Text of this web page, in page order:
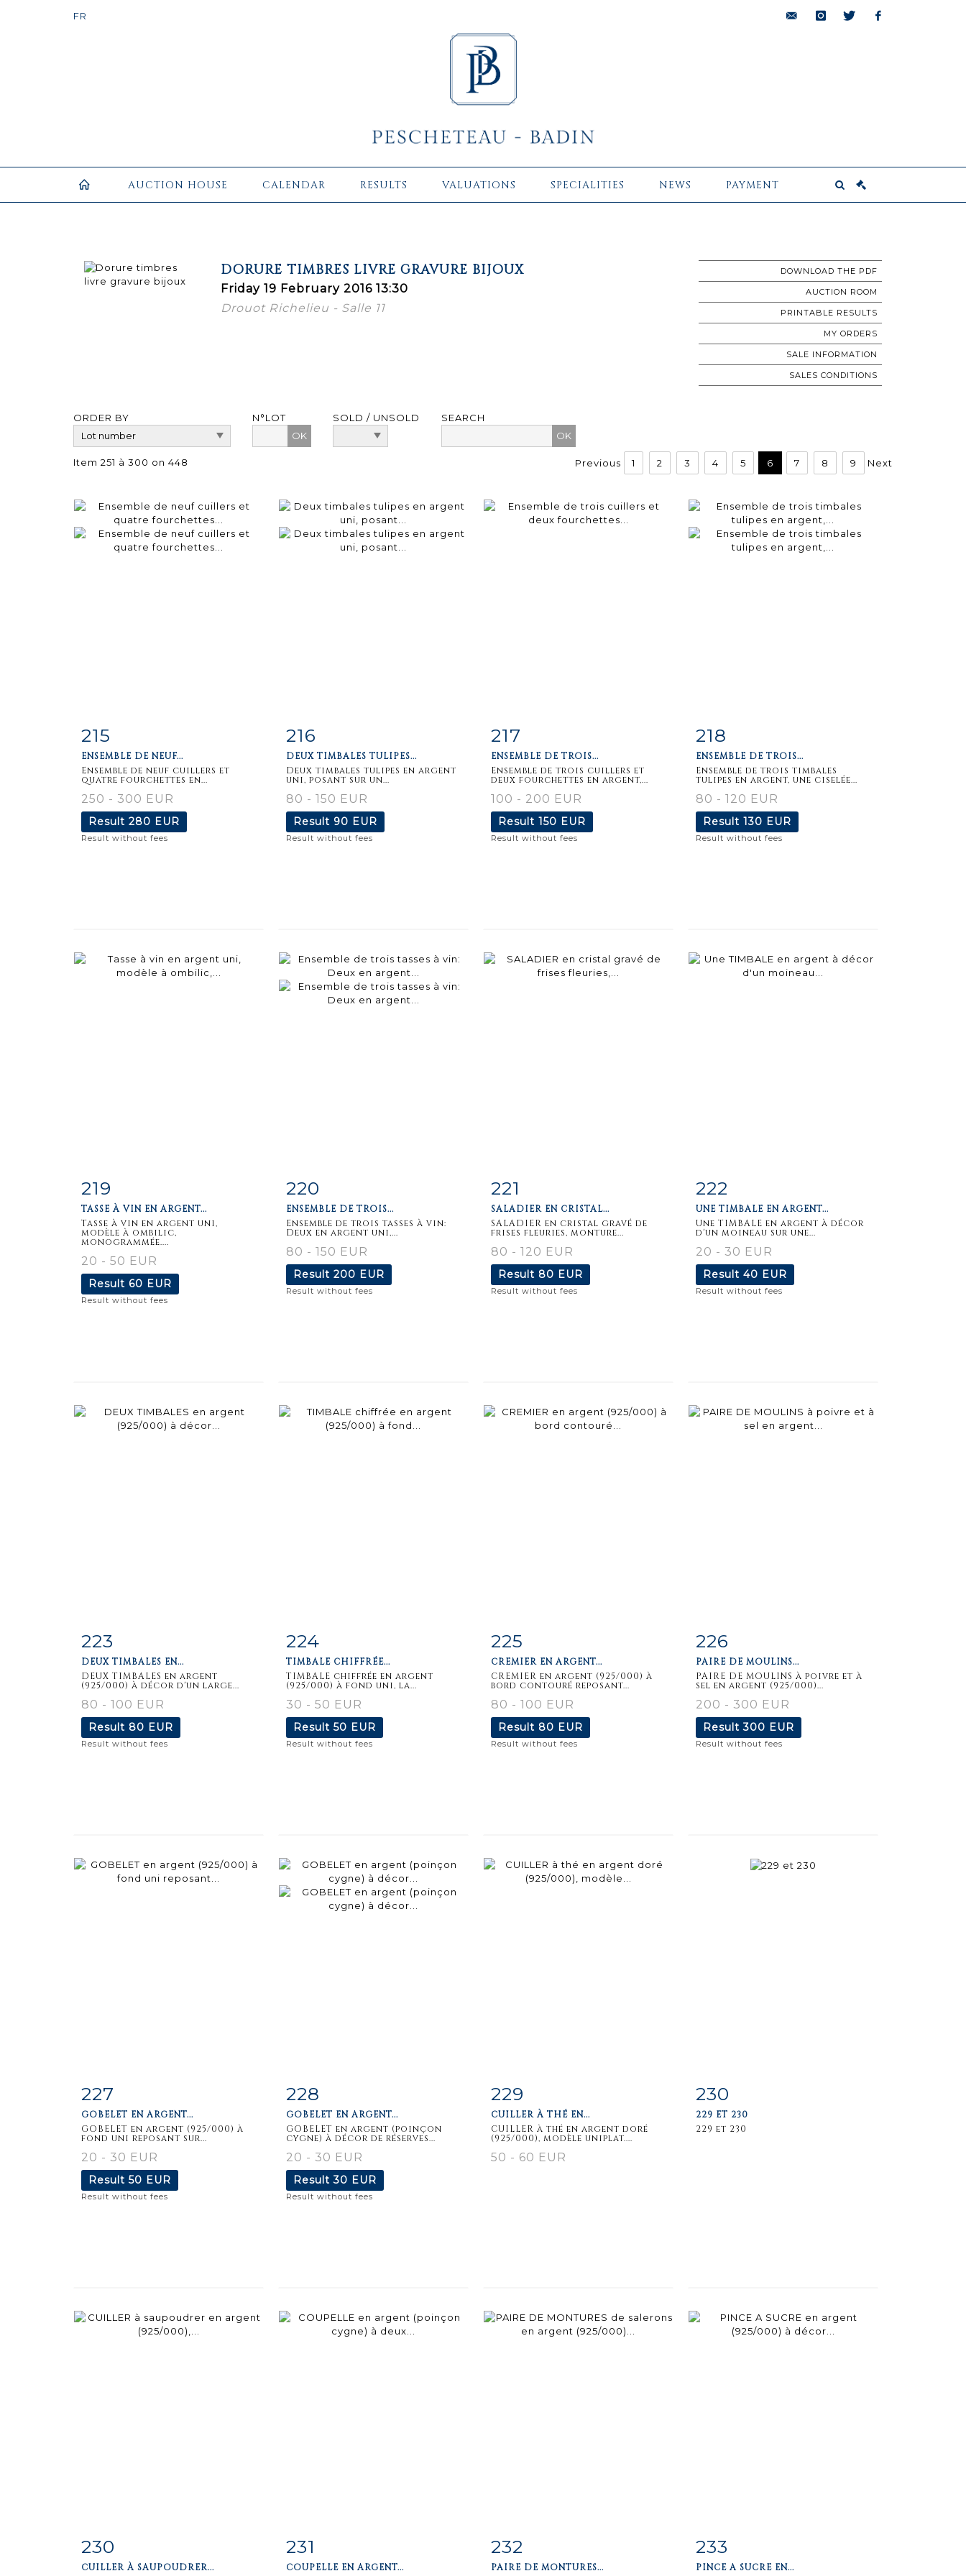
AUCTION HOUSE CALENDAR RESULTS VALUATIONS SPECIALITIES NEWS PAYMENT
DORURE TIMBRES LIVRE GRAVURE BIJOUX
Friday 19 February 2016 13:30
Drouot Richelieu - Salle 11
DOWNLOAD THE PDF
AUCTION ROOM
PRINTABLE RESULTS
MY ORDERS
SALE INFORMATION
SALES CONDITIONS
ORDER BY
N°LOT
OK
SOLD / UNSOLD SEARCH
Item 251 à 300 on 448 Previous 1 2 3 4 5 6 7 8 9 Next
Item detail
215
ENSEMBLE DE NEUF...
Ensemble de neuf cuillers et
quatre fourchettes en...
250 - 300 EUR
Result 280 EUR
Result without fees
Item detail
216
DEUX TIMBALES TULIPES...
Deux timbales tulipes en argent
uni, posant sur un...
80 - 150 EUR
Result 90 EUR
Result without fees
Item detail
217
ENSEMBLE DE TROIS...
Ensemble de trois cuillers et
deux fourchettes en argent,...
100 - 200 EUR
Result 150 EUR
Result without fees
Item detail
218
ENSEMBLE DE TROIS...
Ensemble de trois timbales
tulipes en argent, une ciselée...
80 - 120 EUR
Result 130 EUR
Result without fees
Item detail
219
TASSE À VIN EN ARGENT...
Tasse à vin en argent uni,
modèle à ombilic,
monogrammée....
20 - 50 EUR
Result 60 EUR
Result without fees
Item detail
220
ENSEMBLE DE TROIS...
Ensemble de trois tasses à vin:
Deux en argent uni,...
80 - 150 EUR
Result 200 EUR
Result without fees
Item detail
221
SALADIER EN CRISTAL...
SALADIER en cristal gravé de
frises fleuries, monture...
80 - 120 EUR
Result 80 EUR
Result without fees
Item detail
222
UNE TIMBALE EN ARGENT...
Une TIMBALE en argent à décor
d'un moineau sur une...
20 - 30 EUR
Result 40 EUR
Result without fees
Item detail
223
DEUX TIMBALES EN...
DEUX TIMBALES en argent
(925/000) à décor d'un large...
80 - 100 EUR
Result 80 EUR
Result without fees
Item detail
224
TIMBALE CHIFFRÉE...
TIMBALE chiffrée en argent
(925/000) à fond uni, la...
30 - 50 EUR
Result 50 EUR
Result without fees
Item detail
225
CREMIER EN ARGENT...
CREMIER en argent (925/000) à
bord contouré reposant...
80 - 100 EUR
Result 80 EUR
Result without fees
Item detail
226
PAIRE DE MOULINS...
PAIRE DE MOULINS à poivre et à
sel en argent (925/000)...
200 - 300 EUR
Result300 EUR
Result without fees
Item detail
227
GOBELET EN ARGENT...
GOBELET en argent (925/000) à
fond uni reposant sur...
20 - 30 EUR
Result 50 EUR
Result without fees
Item detail
228
GOBELET EN ARGENT...
GOBELET en argent (poinçon
cygne) à décor de réserves...
20 - 30 EUR
Result30 EUR
Result without fees
Item detail
229
CUILLER À THÉ EN...
CUILLER à thé en argent doré
(925/000), modèle uniplat....
50 - 60 EUR
Item detail
230
229 ET 230
229 et 230
Item detail
230
CUILLER À SAUPOUDRER...
Item detail
231
COUPELLE EN ARGENT...
Item detail
232
PAIRE DE MONTURES...
Item detail
233
PINCE A SUCRE EN...